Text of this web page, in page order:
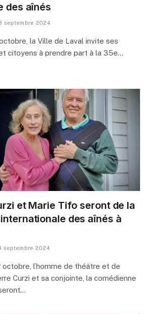
des aînés
septembre 2024
la Ville de Laval invite ses
citoyens à prendre part à la 35e…
et Marie Tifo seront de la
des aînés à
septembre 2024
octobre, l’homme de théâtre et de
Curzi et sa conjointe, la comédienne